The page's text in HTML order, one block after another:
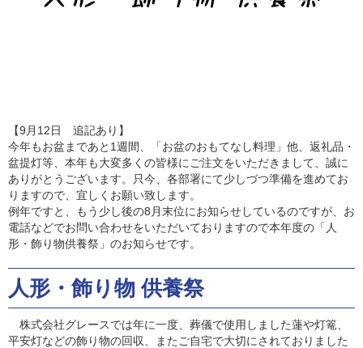
【9月12日 追記あり】
今年もお盆まであと1週間、「お盆のおもてなし料理」他、返礼品・
盆提灯等、本年も大変多くの皆様にご注文をいただきまして、誠に
ありがとうございます。只今、各部署にて少しづつ準備を進めてお
りますので、宜しくお願い致します。
例年ですと、もう少し後の8月末位にお知らせしているのですが、お
電話などでお問い合わせをいただいておりますので本年度の「人
形・飾り物供養祭」のお知らせです。
人形・飾り物 供養祭
株式会社グレースでは年に一度、葬儀で使用しました蓮や灯篭、
平安灯などの飾り物の回収、またご自宅で大切にされておりました